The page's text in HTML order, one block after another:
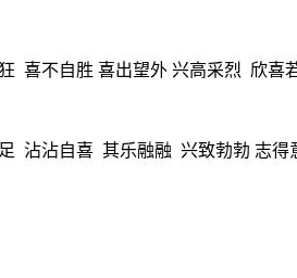
喜不自胜 喜出望外 兴高采烈 欣喜
沾沾自喜 其乐融融 兴致勃勃 志